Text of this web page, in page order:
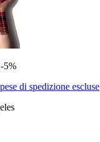
-5%
di spedizione escluse